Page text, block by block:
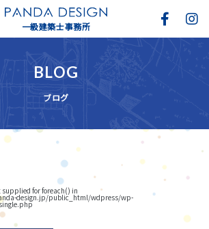
一級建築士事務所
BLOG
ブログ
for foreach() in
design.jp/public_html/wdpress/wp-